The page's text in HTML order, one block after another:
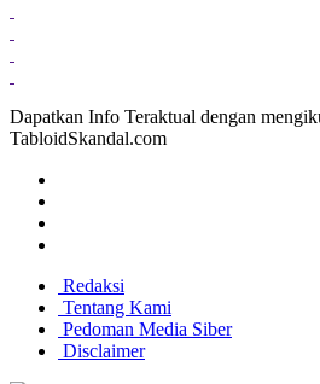
Dapatkan Info Teraktual dengan
TabloidSkandal.com
Redaksi
Tentang Kami
Pedoman Media Siber
Disclaimer